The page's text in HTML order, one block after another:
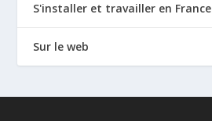
S'installer et travailler en France
Sur le web